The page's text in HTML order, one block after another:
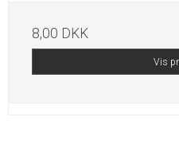
8,00 DKK
Vis